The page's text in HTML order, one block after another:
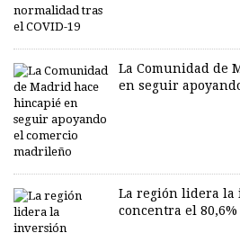
La Comunidad de
en seguir
La región lidera
concentra el